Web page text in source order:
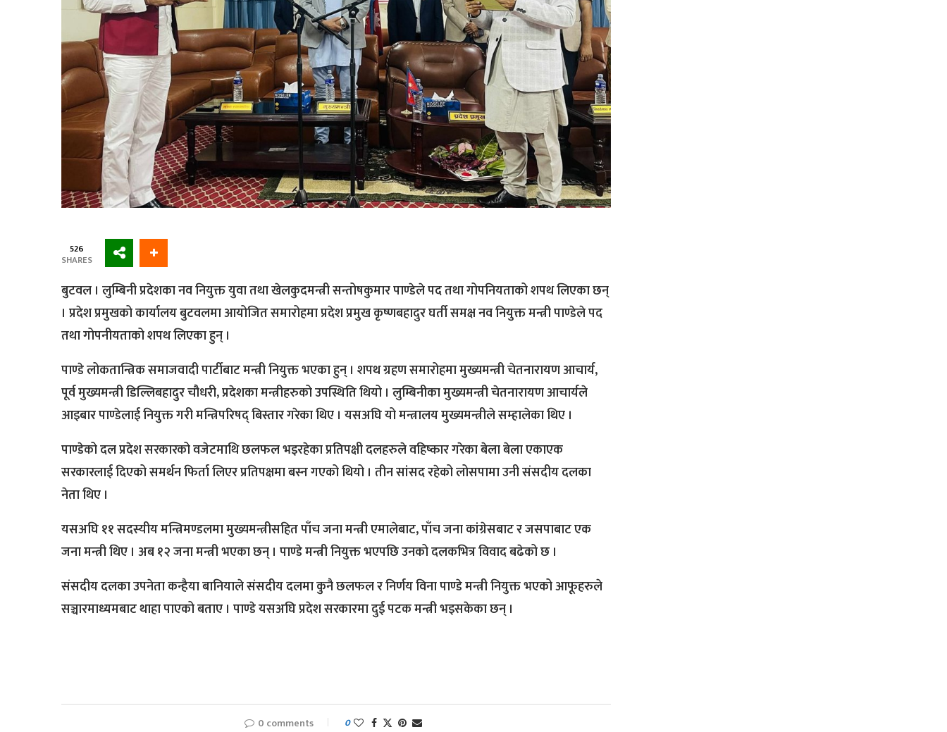
526
SHARES
बुटवल । लुम्बिनी प्रदेशका नव नियुक्त युवा तथा खेलकुदमन्त्री सन्तोषकुमार पाण्डेले पद तथा गोपनियताको शपथ लिएका छन्
। प्रदेश प्रमुखको कार्यालय बुटवलमा आयोजित समारोहमा प्रदेश प्रमुख कृष्णबहादुर घर्ती समक्ष नव नियुक्त मन्त्री पाण्डेले पद
तथा गोपनीयताको शपथ लिएका हुन् ।
पाण्डे लोकतान्त्रिक समाजवादी पार्टीबाट मन्त्री नियुक्त भएका हुन् । शपथ ग्रहण समारोहमा मुख्यमन्त्री चेतनारायण आचार्य,
पूर्व मुख्यमन्त्री डिल्लिबहादुर चौधरी, प्रदेशका मन्त्रीहरुको उपस्थिति थियो । लुम्बिनीका मुख्यमन्त्री चेतनारायण आचार्यले
आइबार पाण्डेलाई नियुक्त गरी मन्त्रिपरिषद् बिस्तार गरेका थिए । यसअघि यो मन्त्रालय मुख्यमन्त्रीले सम्हालेका थिए ।
पाण्डेको दल प्रदेश सरकारको वजेटमाथि छलफल भइरहेका प्रतिपक्षी दलहरुले वहिष्कार गरेका बेला बेला एकाएक
सरकारलाई दिएको समर्थन फिर्ता लिएर प्रतिपक्षमा बस्न गएको थियो । तीन सांसद रहेको लोसपामा उनी संसदीय दलका
नेता थिए ।
यसअघि ११ सदस्यीय मन्त्रिमण्डलमा मुख्यमन्त्रीसहित पाँच जना मन्त्री एमालेबाट, पाँच जना कांग्रेसबाट र जसपाबाट एक
जना मन्त्री थिए । अब १२ जना मन्त्री भएका छन् । पाण्डे मन्त्री नियुक्त भएपछि उनको दलकभित्र विवाद बढेको छ ।
संसदीय दलका उपनेता कन्हैया बानियाले संसदीय दलमा कुनै छलफल र निर्णय विना पाण्डे मन्त्री नियुक्त भएको आफूहरुले
सञ्चारमाध्यमबाट थाहा पाएको बताए । पाण्डे यसअघि प्रदेश सरकारमा दुई पटक मन्त्री भइसकेका छन् ।
0 comments 0